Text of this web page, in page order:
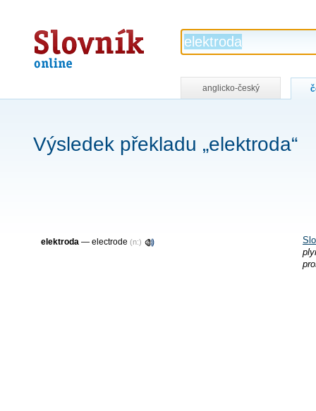
Slovník
online
anglicko-český
Výsledek překladu „elektroda“
elektroda — electrode (n:)